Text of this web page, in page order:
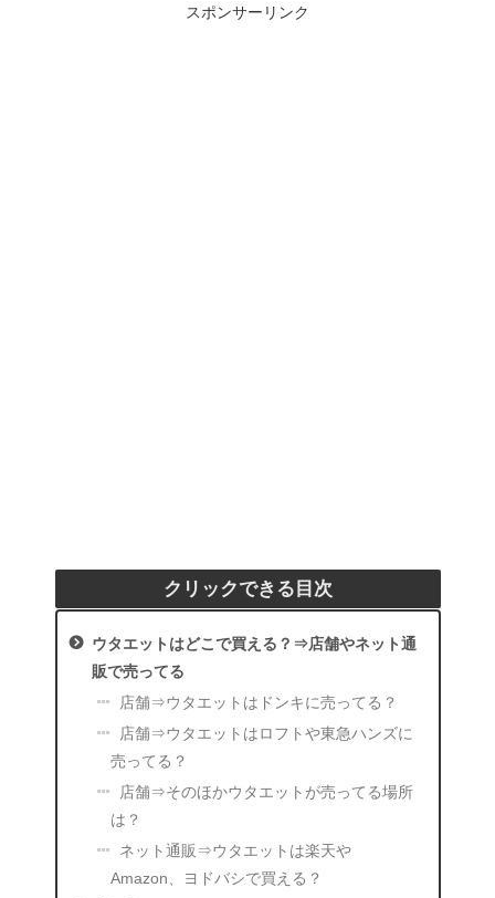
スポンサーリンク
クリックできる目次
ウタエットはどこで買える？⇒店舗やネット通
販で売ってる
店舗⇒ウタエットはドンキに売ってる？
店舗⇒ウタエットはロフトや東急ハンズに
売ってる？
店舗⇒そのほかウタエットが売ってる場所
は？
ネット通販⇒ウタエットは楽天や
Amazon、ヨドバシで買える？